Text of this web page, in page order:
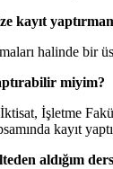
kayıt
halinde bir
miyim?
İşletme
kayıt
aldığım